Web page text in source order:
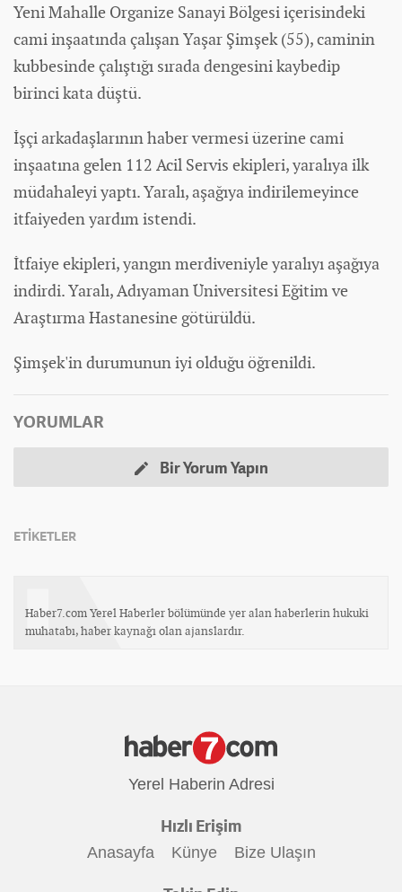
Yeni Mahalle Organize Sanayi Bölgesi içerisindeki
cami inşaatında çalışan Yaşar Şimşek (55), caminin
kubbesinde çalıştığı sırada dengesini kaybedip
birinci kata düştü.
İşçi arkadaşlarınınhabervermesi üzerine cami
inşaatına gelen 112 Acil Servis ekipleri, yaralıya ilk
müdahaleyi yaptı. Yaralı, aşağıya indirilemeyince
itfaiyeden yardım istendi.
İtfaiye ekipleri, yangın merdiveniyle yaralıyı aşağıya
indirdi. Yaralı, Adıyaman Üniversitesi Eğitim ve
Araştırma Hastanesine götürüldü.
Şimşek'in durumunun iyi olduğu öğrenildi.
YORUMLAR
Bir Yorum Yapın
ETİKETLER
Haber7.com Yerel Haberler bölümünde yer alan haberlerin hukuki
muhatabı, haber kaynağı olan ajanslardır.
Yerel Haberin Adresi
Hızlı Erişim
Anasayfa Künye Bize Ulaşın